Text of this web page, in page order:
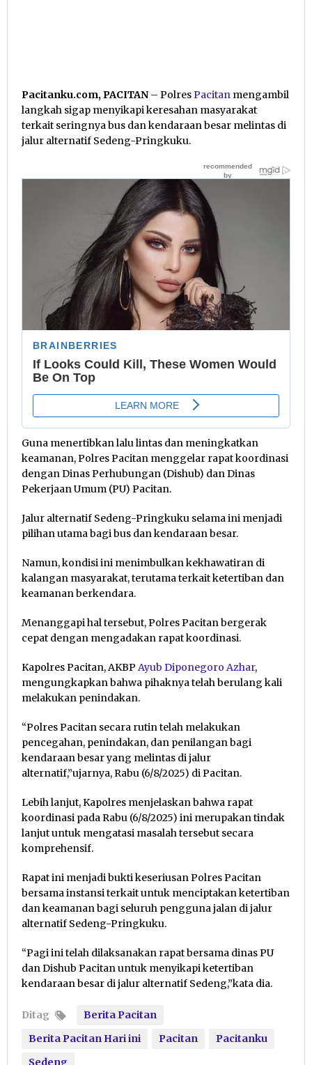
Pacitanku.com, PACITAN – PolresPacitan mengambil
langkah sigap menyikapi keresahan masyarakat
terkait seringnya bus dan kendaraan besar melintas di
jalur alternatif Sedeng-Pringkuku.
Guna menertibkan lalu lintas dan meningkatkan
keamanan, Polres Pacitan menggelar rapat koordinasi
dengan Dinas Perhubungan (Dishub) dan Dinas
Pekerjaan Umum (PU) Pacitan.
Jalur alternatif Sedeng-Pringkuku selama ini menjadi
pilihan utama bagi bus dan kendaraan besar.
Namun, kondisi ini menimbulkan kekhawatiran di
kalangan masyarakat, terutama terkait ketertiban dan
keamanan berkendara.
Menanggapi hal tersebut, Polres Pacitan bergerak
cepat dengan mengadakan rapat koordinasi.
Kapolres Pacitan, AKBP Ayub Diponegoro Azhar,
mengungkapkan bahwa pihaknya telah berulang kali
melakukan penindakan.
“Polres Pacitan secara rutin telah melakukan
pencegahan, penindakan, dan penilangan bagi
kendaraan besar yang melintas di jalur
alternatif,”ujarnya, Rabu (6/8/2025) di Pacitan.
Lebih lanjut, Kapolres menjelaskan bahwa rapat
koordinasi pada Rabu (6/8/2025) ini merupakan tindak
lanjut untuk mengatasi masalah tersebut secara
komprehensif.
Rapat ini menjadi bukti keseriusan Polres Pacitan
bersama instansi terkait untuk menciptakan ketertiban
dan keamanan bagi seluruh pengguna jalan di jalur
alternatif Sedeng-Pringkuku.
“Pagi ini telah dilaksanakan rapat bersama dinas PU
dan Dishub Pacitan untuk menyikapi ketertiban
kendaraan besar di jalur alternatif Sedeng,”kata dia.
Ditag
Berita Pacitan
Berita Pacitan Hari ini
Pacitan
Pacitanku
Sedeng